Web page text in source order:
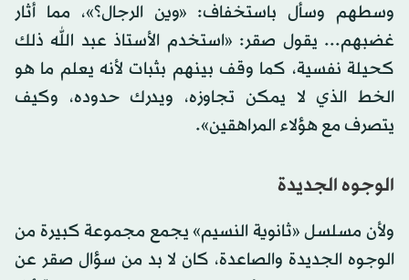
وسطهم وسأل باستخفاف: «وين الرجال؟»، مما أثار
غضبهم... يقول صقر: «استخدم الأستاذ عبد الله ذلك
كحيلة نفسية، كما وقف بينهم بثبات لأنه يعلم ما هو
الخط الذي لا يمكن تجاوزه، ويدرك حدوده، وكيف
يتصرف مع هؤلاء المراهقين».
الوجوه الجديدة
ولأن مسلسل «ثانوية النسيم» يجمع مجموعة كبيرة من
الوجوه الجديدة والصاعدة، كان لا بد من سؤال صقر عن